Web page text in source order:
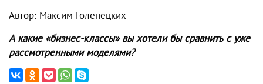
Автор: Максим Голенецких
А какие «бизнес-классы» вы хотели бы сравнить с уже
рассмотренными моделями?